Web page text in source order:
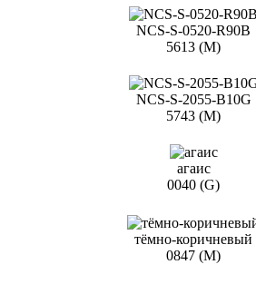
NCS-S-0520-R90B
5613 (M)
NCS-S-2055-B10G
5743 (M)
агаис
0040 (G)
тёмно-коричневый
0847 (М)